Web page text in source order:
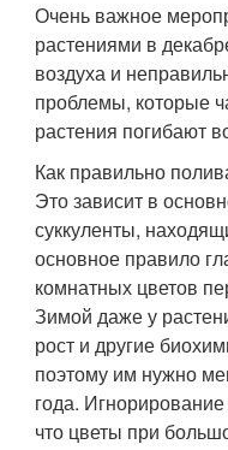
Очень важное
растениями в
воздуха и
проблемы, которые
растения погибают
Как правильно
Это зависит в
суккуленты,
основное правило
комнатных цветов
Зимой даже у
рост и другие
поэтому им нужно
года.
что цветы при